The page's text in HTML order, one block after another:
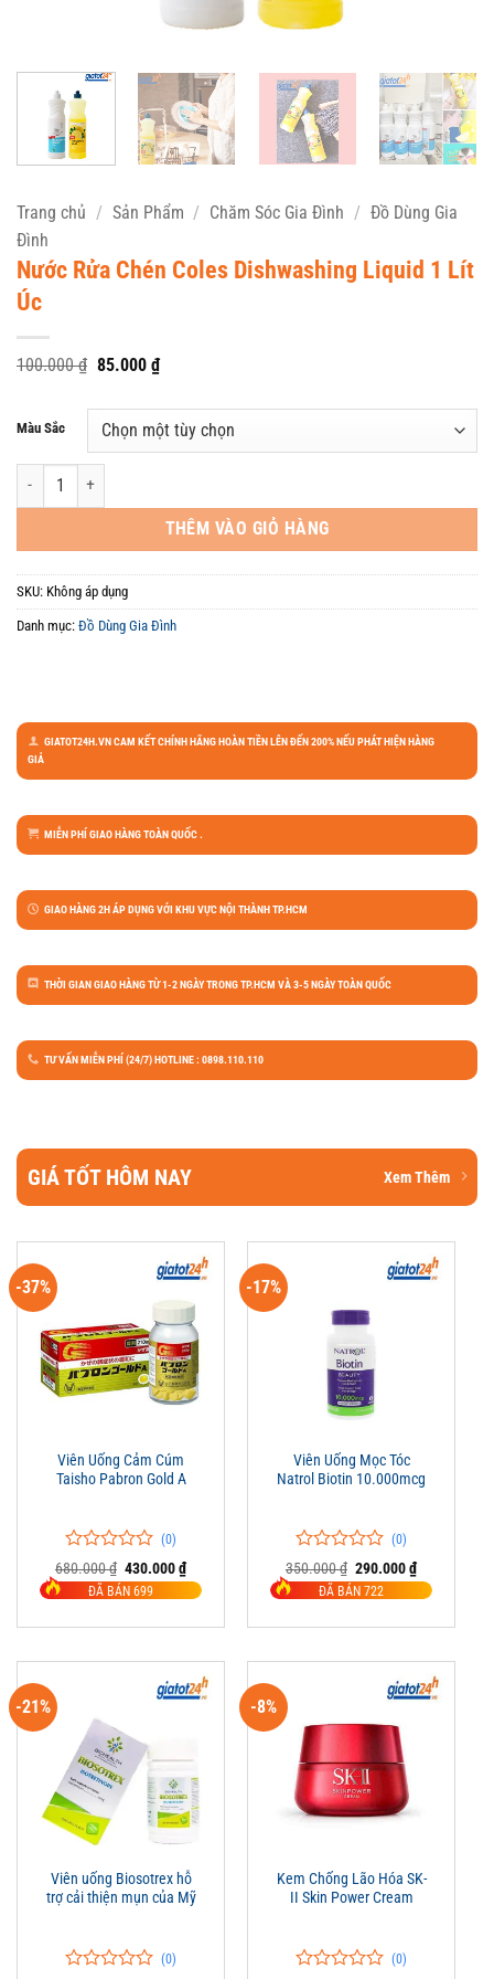
Trang chủ / Sản Phẩm / Chăm Sóc Gia Đình / Đồ Dùng Gia
Đình
Nước Rửa Chén Coles Dishwashing Liquid 1 Lít
Úc
100.000₫ Giá
100.000 ₫.
85.000 ₫Giá
hiện
là:
85.000 ₫.
Màu Sắc
Nước Rửa Chén Coles Dishwashing Liquid 1 Lít Úc số lượng
THÊM VÀO GIỎ HÀNG
SKU: Không áp dụng
Danh mục: Đồ Dùng Gia Đình
GIATOT24H.VN CAM KẾT CHÍNH HÃNG HOÀN TIỀN LÊN ĐẾN 200% NẾU PHÁT HIỆN HÀNG
GIẢ
MIỄN PHÍ GIAO HÀNG TOÀN QUỐC .
GIAO HÀNG 2H ÁP DỤNG VỚI KHU VỰC NỘI THÀNH TP.HCM
THỜI GIAN GIAO HÀNG TỪ 1-2 NGÀY TRONG TP.HCM VÀ 3-5 NGÀY TOÀN QUỐC
TƯ VẤN MIỄN PHÍ (24/7) HOTLINE : 0898.110.110
GIÁ TỐT HÔM NAY Xem Thêm
-37%
Viên Uống Cảm Cúm
Taisho Pabron Gold A
0
trên
5
0
(0)
680.000₫ Giá
gốc
là:
430.000₫Giá
hiện
tại
430.000 ₫.
ĐÃ BÁN 699
-17%
Viên Uống Mọc Tóc
Natrol Biotin 10.000mcg
0
trên
5
0
(0)
350.000₫ Giá
gốc
là:
290.000₫Giá
hiện
tại
290.000 ₫.
ĐÃ BÁN 722
-21%
Viên uống Biosotrex hỗ
trợ cải thiện mụn của Mỹ
(0)
-8%
Kem Chống Lão Hóa SK-
II Skin Power Cream
(0)